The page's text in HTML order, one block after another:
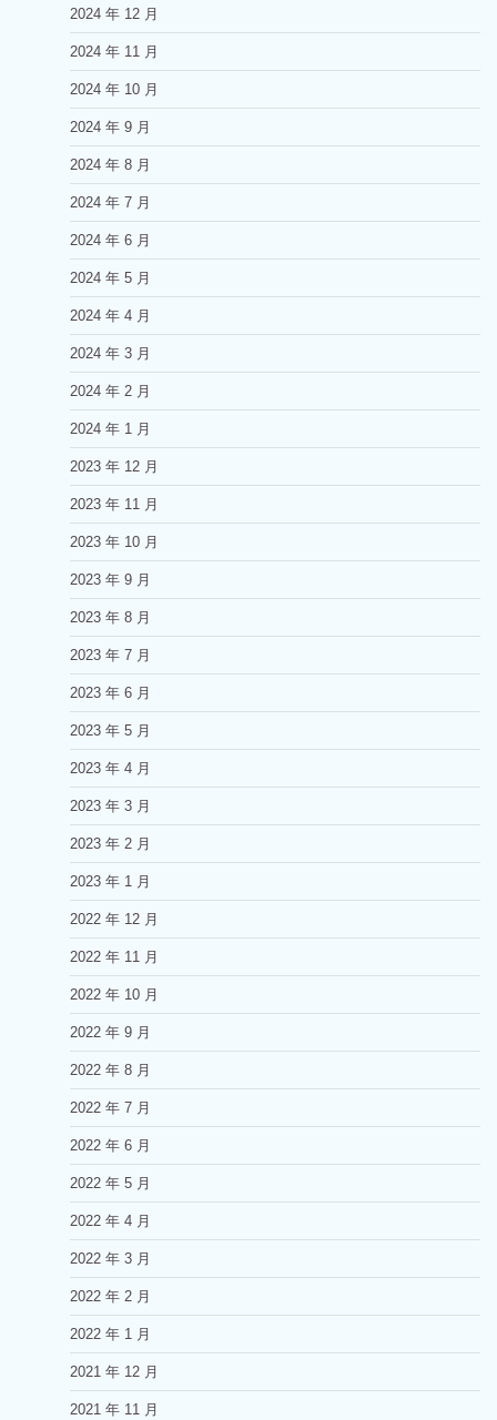
2024 年 12 月
2024 年 11 月
2024 年 10 月
2024 年 9 月
2024 年 8 月
2024 年 7 月
2024 年 6 月
2024 年 5 月
2024 年 4 月
2024 年 3 月
2024 年 2 月
2024 年 1 月
2023 年 12 月
2023 年 11 月
2023 年 10 月
2023 年 9 月
2023 年 8 月
2023 年 7 月
2023 年 6 月
2023 年 5 月
2023 年 4 月
2023 年 3 月
2023 年 2 月
2023 年 1 月
2022 年 12 月
2022 年 11 月
2022 年 10 月
2022 年 9 月
2022 年 8 月
2022 年 7 月
2022 年 6 月
2022 年 5 月
2022 年 4 月
2022 年 3 月
2022 年 2 月
2022 年 1 月
2021 年 12 月
2021 年 11 月